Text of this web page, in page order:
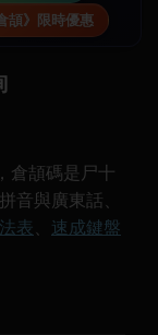
頡》限時優惠
倉頡碼是尸十
音與廣東話、
表、 速成鍵盤